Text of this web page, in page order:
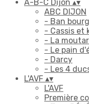
A-B-C Dijon ▴▾
ABC DIJON
- Ban
- Cassis et
- La
- Le pain
- Darcy
- Les 4
L'AVF ▴▾
L'AVF
Première